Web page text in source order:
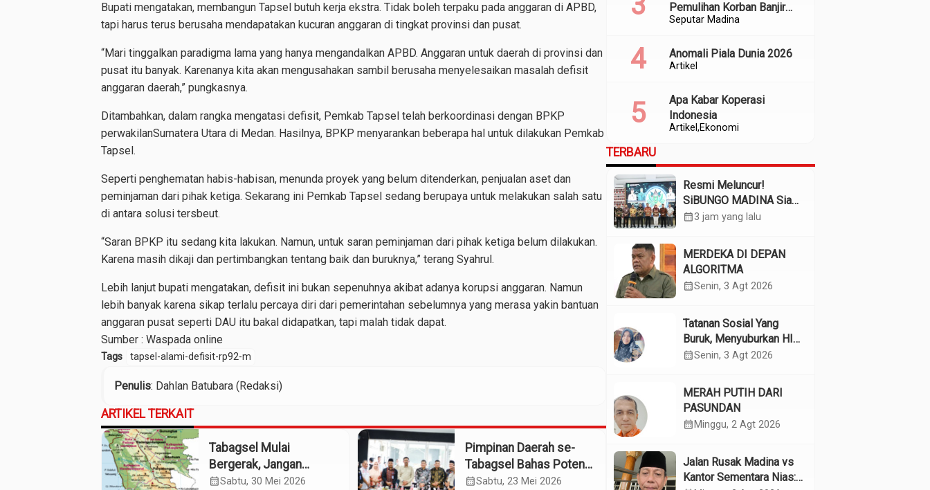
Bupati mengatakan, membangun Tapsel butuh kerja ekstra. Tidak boleh terpaku pada anggaran di APBD,
tapi harus terus berusaha mendapatakan kucuran anggaran di tingkat provinsi dan pusat.
“Mari tinggalkan paradigma lama yang hanya mengandalkan APBD. Anggaran untuk daerah di provinsi dan
pusat itu banyak. Karenanya kita akan mengusahakan sambil berusaha menyelesaikan masalah defisit
anggaran daerah,” pungkasnya.
Ditambahkan, dalam rangka mengatasi defisit, Pemkab Tapsel telah berkoordinasi dengan BPKP
perwakilanSumatera Utara di Medan. Hasilnya, BPKP menyarankan beberapa hal untuk dilakukan Pemkab
Tapsel.
Seperti penghematan habis-habisan, menunda proyek yang belum ditenderkan, penjualan aset dan
peminjaman dari pihak ketiga. Sekarang ini Pemkab Tapsel sedang berupaya untuk melakukan salah satu
di antara solusi tersbeut.
“Saran BPKP itu sedang kita lakukan. Namun, untuk saran peminjaman dari pihak ketiga belum dilakukan.
Karena masih dikaji dan pertimbangkan tentang baik dan buruknya,” terang Syahrul.
Lebih lanjut bupati mengatakan, defisit ini bukan sepenuhnya akibat adanya korupsi anggaran. Namun
lebih banyak karena sikap terlalu percaya diri dari pemerintahan sebelumnya yang merasa yakin bantuan
anggaran pusat seperti DAU itu bakal didapatkan, tapi malah tidak dapat.
Sumber : Waspada online
Tags tapsel-alami-defisit-rp92-m
Penulis: Dahlan Batubara (Redaksi)
ARTIKEL TERKAIT
Tabagsel Mulai
Bergerak, Jangan
Berhenti di Foto
calendar_monthSabtu, 30 Mei 2026
Pimpinan Daerah se-
Tabagsel Bahas Potensi
Penerbangan Dua
calendar_monthSabtu, 23 Mei 2026
Seputar Madina
Pemulihan Korban Banjir
dan Longsor di Kabupaten
Artikel
Anomali Piala Dunia 2026
Artikel Ekonomi
Apa Kabar Koperasi
Indonesia
TERBARU
Resmi Meluncur!
SiBUNGO MADINA Siap
Optimalkan Pendapatan
calendar_month3 jam yang lalu
MERDEKA DI DEPAN
ALGORITMA
calendar_monthSenin, 3 Agt 2026
Tatanan Sosial Yang
Buruk, Menyuburkan HIV
Pada Remaja
calendar_monthSenin, 3 Agt 2026
MERAH PUTIH DARI
PASUNDAN
calendar_month Minggu, 2 Agt 2026
Jalan Rusak Madina vs
Kantor Sementara Nias: